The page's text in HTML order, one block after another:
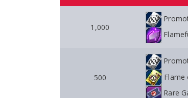
1,000
500
Flame
Rare